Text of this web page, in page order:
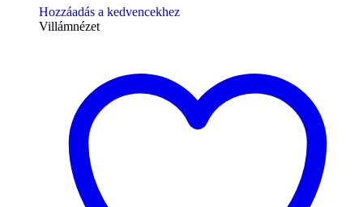
Hozzáadás a kedvencekhez
Villámnézet